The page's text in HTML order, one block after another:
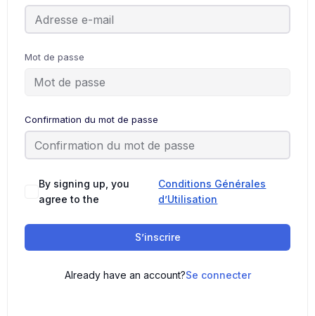
Mot de passe
Confirmation du mot de passe
By signing up, you
agree to the
Conditions Générales
d’Utilisation
S’inscrire
Already have an account?Se connecter